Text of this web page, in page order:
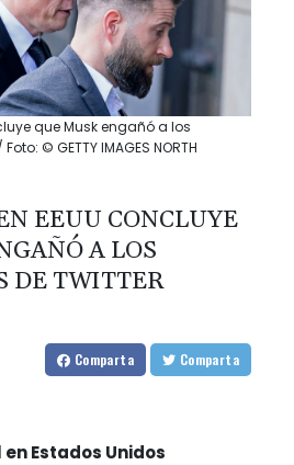
que Musk engañó a los
© GETTY IMAGES NORTH
EEUU CONCLUYE
A LOS
DE TWITTER
Comparta Comparta
Estados Unidos